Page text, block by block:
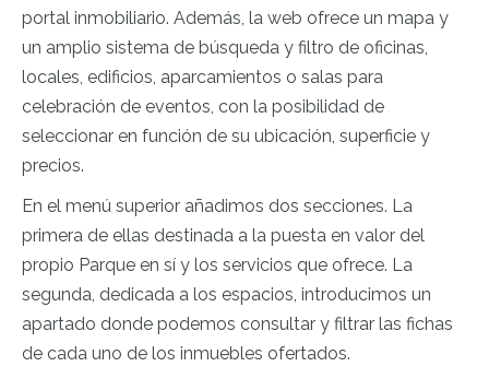
portal inmobiliario. Además, la web ofrece un mapa y
un amplio sistema de búsqueda y filtro de oficinas,
locales, edificios, aparcamientos o salas para
celebración de eventos, con la posibilidad de
seleccionar en función de su ubicación, superficie y
precios.
En el menú superior añadimos dos secciones. La
primera de ellas destinada a la puesta en valor del
propio Parque en sí y los servicios que ofrece. La
segunda, dedicada a los espacios, introducimos un
apartado donde podemos consultar y filtrar las fichas
de cada uno de los inmuebles ofertados.